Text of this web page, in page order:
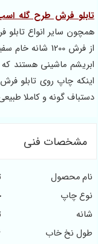
تابلو فرش طرح گله
همچون سایر انواع تابلو
از فرش 1200
ابریشم ماشینی هستند
اینکه چاپ روی تابلو
دستباف گونه و کاملا
مشخصات فنی
نام محصول
نوع چاپ
شانه
طول نخ خاب
6